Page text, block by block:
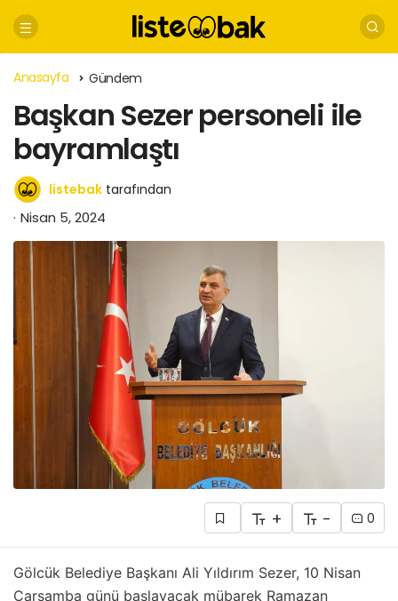
Anasayfa Gündem
Başkan Sezer personeli ile
bayramlaştı
listebak tarafından
Nisan 5, 2024
+ - 0
Gölcük Belediye Başkanı Ali Yıldırım Sezer, 10 Nisan
Çarşamba günü başlayacak mübarek Ramazan